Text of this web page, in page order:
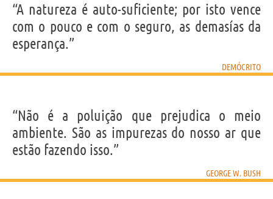
“A natureza é auto-suficiente; por isto vence
com o pouco e com o seguro, as demasías da
esperança.”
DEMÓCRITO
“Não é a poluição que prejudica o meio
ambiente. São as impurezas do nosso ar que
estão fazendo isso.”
GEORGE W. BUSH